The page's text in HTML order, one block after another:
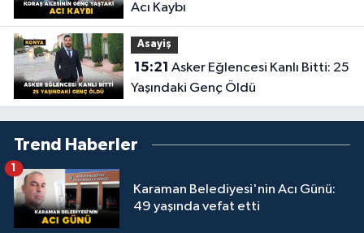
Acı Kaybı
Asayiş
15:21
Yaşındaki Genç Öldü
Trend Haberler
Karaman Belediyesi'nin Acı Günü:
49 yaşında vefat etti
1